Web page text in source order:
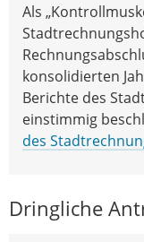
Als
konsolidierten
Berichte des
einstimmig
des
Dringliche